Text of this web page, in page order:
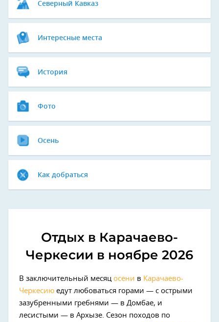
Северный Кавказ
Интересные места
История
Фото
Осень
Как добраться
Отдых в Карачаево-
Черкесии в ноябре 2026
В заключительный месяц осени в Карачаево-
Черкесию едут любоваться горами — с острыми
зазубренными гребнями — в Домбае, и
лесистыми — в Архызе. Сезон походов по